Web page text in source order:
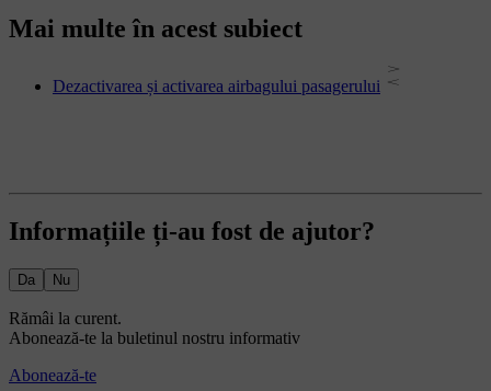
Mai multe în acest subiect
Dezactivarea și activarea airbagului pasagerului
Informațiile ți-au fost de ajutor?
Da Nu